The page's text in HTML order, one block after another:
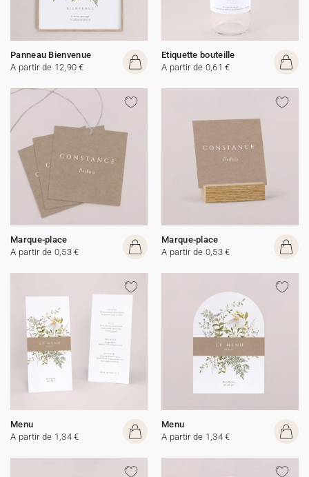
Panneau Bienvenue
A partir de 12,90 €
Etiquette bouteille
A partir de 0,61 €
Marque-place
A partir de 0,53 €
Marque-place
A partir de 0,53 €
Menu
A partir de 1,34 €
Menu
A partir de 1,34 €